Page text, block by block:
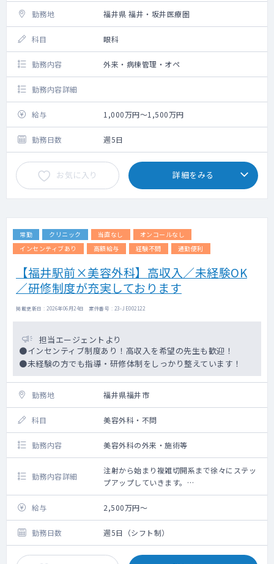
勤務地 福井県 福井・坂井医療圏
科目 眼科
勤務内容 外来・病棟管理・オペ
勤務内容詳細
給与 1,000万円～1,500万円
勤務日数 週5日
お気に入り 詳細をみる
常勤 クリニック 当直なし
オンコールなし
インセンティブあり
高額給与 経験不問 通勤便利
【福井駅前×美容外科】高収入／未経験OK
／研修制度が充実しております
掲載更新日 : 2026年06月24日 案件番号 : 23-JE002122
担当エージェントより
●インセンティブ制度あり！高収入を希望の先生も歓迎！
●未経験の方でも指導・研修体制をしっかり整えています！
勤務地 福井県福井市
科目 美容外科・不問
勤務内容 美容外科の外来・施術等
勤務内容詳細
注射から始まり複雑切開系まで徐々にステッ
プアップしていきます。
骨を削るような大掛かりなオペまでは実施し
ていません。
現状では下肢静脈瘤治療はほとんど行ってお
りません。
給与 2,500万円～
勤務日数 週5日（シフト制）